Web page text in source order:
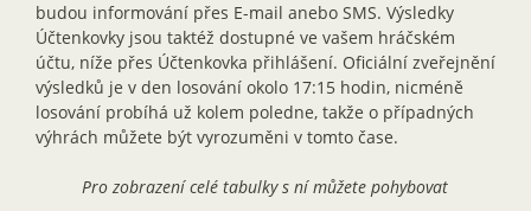
budou informování přes E-mail anebo SMS. Výsledky
Účtenkovky jsou taktéž dostupné ve vašem hráčském
účtu, níže přes Účtenkovka přihlášení. Oficiální zveřejnění
výsledků je v den losování okolo 17:15 hodin, nicméně
losování probíhá už kolem poledne, takže o případných
výhrách můžete být vyrozuměni v tomto čase.
Pro zobrazení celé tabulky s ní můžete pohybovat